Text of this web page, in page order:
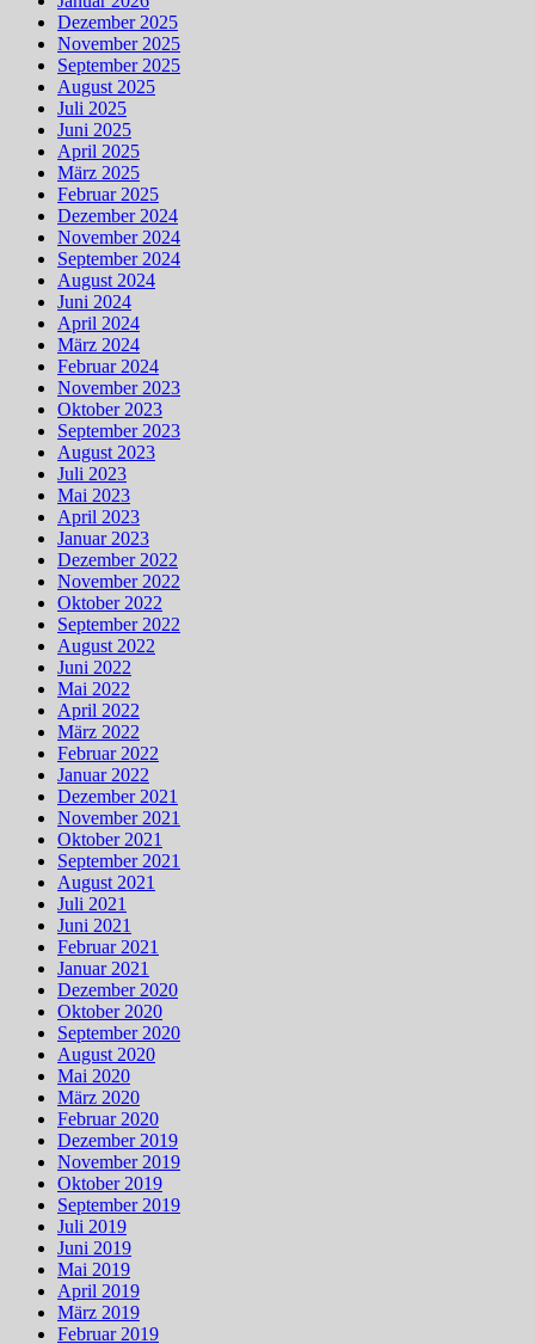
Dezember 2025
November 2025
September 2025
August 2025
Juli 2025
Juni 2025
April 2025
März 2025
Februar 2025
Dezember 2024
November 2024
September 2024
August 2024
Juni 2024
April 2024
März 2024
Februar 2024
November 2023
Oktober 2023
September 2023
August 2023
Juli 2023
Mai 2023
April 2023
Januar 2023
Dezember 2022
November 2022
Oktober 2022
September 2022
August 2022
Juni 2022
Mai 2022
April 2022
März 2022
Februar 2022
Januar 2022
Dezember 2021
November 2021
Oktober 2021
September 2021
August 2021
Juli 2021
Juni 2021
Februar 2021
Januar 2021
Dezember 2020
Oktober 2020
September 2020
August 2020
Mai 2020
März 2020
Februar 2020
Dezember 2019
November 2019
Oktober 2019
September 2019
Juli 2019
Juni 2019
Mai 2019
April 2019
März 2019
Februar 2019